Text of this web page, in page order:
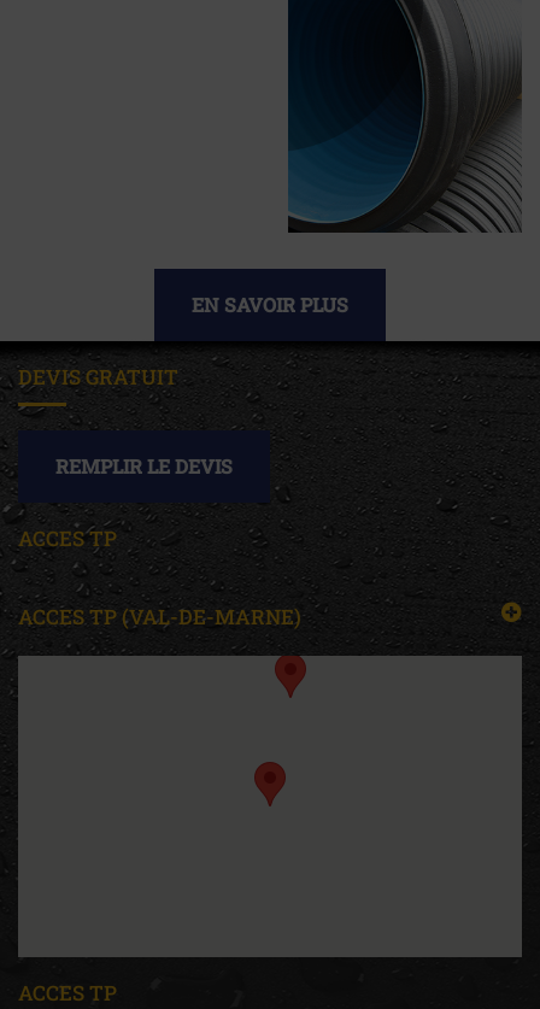
EN SAVOIR PLUS
DEVIS GRATUIT
REMPLIR LE DEVIS
ACCES TP
ACCES TP (VAL-DE-MARNE)
ACCES TP